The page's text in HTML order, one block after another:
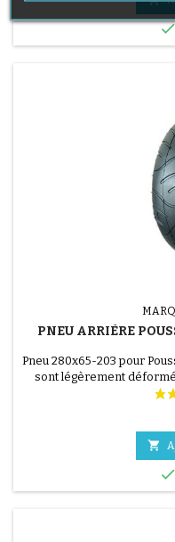
PNEU ARRIÈRE
Pneu 280x65-203 pour
sont légèrement
montage

